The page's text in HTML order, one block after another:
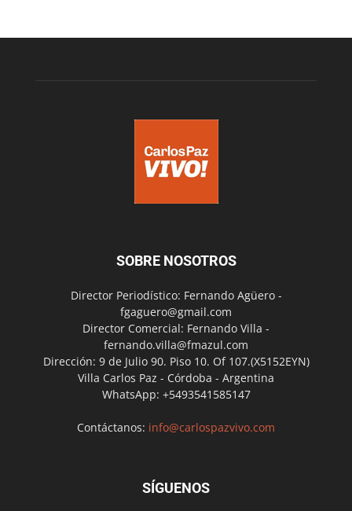
SOBRE NOSOTROS
Director Periodístico: Fernando Agüero -
fgaguero@gmail.com
Director Comercial: Fernando Villa -
fernando.villa@fmazul.com
Dirección: 9 de Julio 90. Piso 10. Of 107.(X5152EYN)
Villa Carlos Paz - Córdoba - Argentina
WhatsApp: +5493541585147
Contáctanos: info@carlospazvivo.com
SÍGUENOS